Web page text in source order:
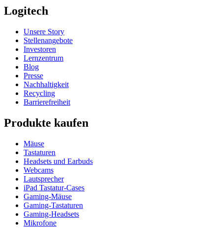
Logitech
Unsere Story
Stellenangebote
Investoren
Lernzentrum
Blog
Presse
Nachhaltigkeit
Recycling
Barrierefreiheit
Produkte kaufen
Mäuse
Tastaturen
Headsets und Earbuds
Webcams
Lautsprecher
iPad Tastatur-Cases
Gaming-Mäuse
Gaming-Tastaturen
Gaming-Headsets
Mikrofone